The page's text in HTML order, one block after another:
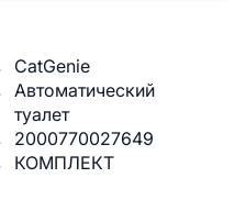
CatGenie
Автоматический
туалет
2000770027649
КОМПЛЕКТ